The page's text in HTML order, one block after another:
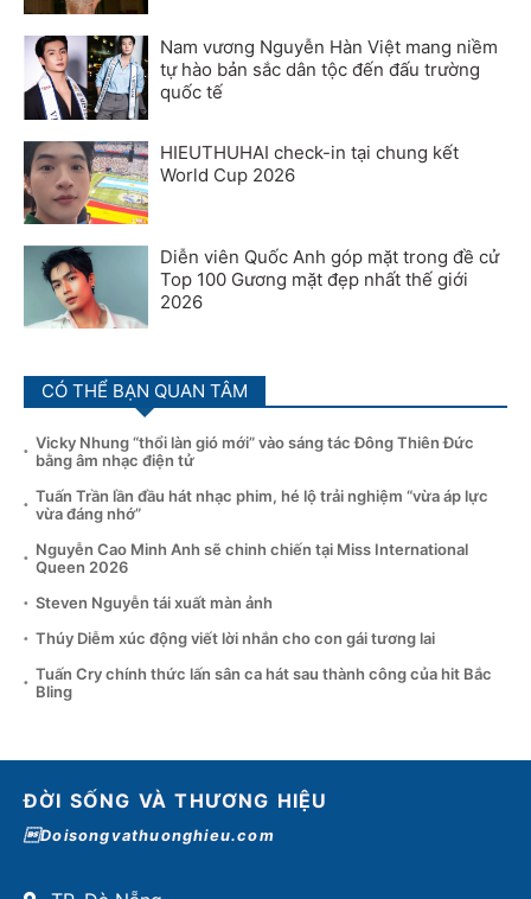
Nam vương Nguyễn Hàn Việt mang niềm
tự hào bản sắc dân tộc đến đấu trường
quốc tế
HIEUTHUHAI check-in tại chung kết
World Cup 2026
Diễn viên Quốc Anh góp mặt trong đề cử
Top 100 Gương mặt đẹp nhất thế giới
2026
CÓ THỂ BẠN QUAN TÂM
Vicky Nhung “thổi làn gió mới” vào sáng tác Đông Thiên Đức
bằng âm nhạc điện tử
Tuấn Trần lần đầu hát nhạc phim, hé lộ trải nghiệm “vừa áp lực
vừa đáng nhớ”
Nguyễn Cao Minh Anh sẽ chinh chiến tại Miss International
Queen 2026
Steven Nguyễn tái xuất màn ảnh
Thúy Diễm xúc động viết lời nhắn cho con gái tương lai
Tuấn Cry chính thức lấn sân ca hát sau thành công của hit Bắc
Bling
ĐỜI SỐNG VÀ THƯƠNG HIỆU
Doisongvathuonghieu.com